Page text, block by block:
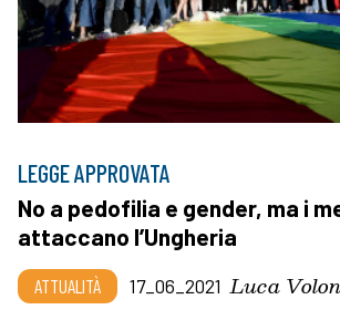
LEGGE APPROVATA
No a pedofilia e gender, ma i
attaccano l’Ungheria
ATTUALITÀ 17_06_2021 Luca